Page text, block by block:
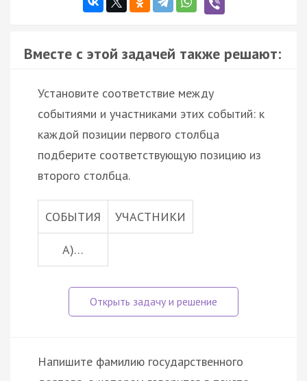
Вместе с этой задачей также решают:
Установите соответствие между
событиями и участниками этих событий: к
каждой позиции первого столбца
подберите соответствующую позицию из
второго столбца.
СОБЫТИЯ УЧАСТНИКИ
А)…
Напишите фамилию государственного